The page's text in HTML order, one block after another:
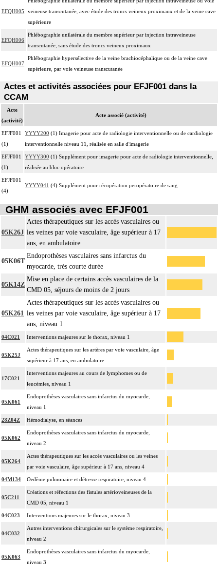
EFQH005
veineuse transcutanée, avec étude des troncs veineux proximaux et de la veine cave
supérieure
EFQH006
Phlébographie unilatérale du membre supérieur par injection intraveineuse
transcutanée, sans étude des troncs veineux proximaux
EFQH007
Phlébographie hypersélective de la veine brachiocéphalique ou de la veine cave
supérieure, par voie veineuse transcutanée
Actes et activités associées pour EFJF001 dans la
CCAM
Acte
(activité)
Acte associé (activité)
EFJF001
(1)
YYYY200 (1) Imagerie pour acte de radiologie interventionnelle ou de cardiologie
interventionnelle niveau 11, réalisée en salle d'imagerie
EFJF001
(1)
YYYY300 (1) Supplément pour imagerie pour acte de radiologie interventionnelle,
réalisée au bloc opératoire
EFJF001
(4)
YYYY041 (4) Supplément pour récupération peropératoire de sang
GHM associés avec EFJF001
05K26J
Actes thérapeutiques sur les accès vasculaires ou
les veines par voie vasculaire, âge supérieur à 17
ans, en ambulatoire
05K06T
Endoprothèses vasculaires sans infarctus du
myocarde, très courte durée
05K14Z
Mise en place de certains accès vasculaires de la
CMD 05, séjours de moins de 2 jours
05K261
Actes thérapeutiques sur les accès vasculaires ou
les veines par voie vasculaire, âge supérieur à 17
ans, niveau 1
04C021 Interventions majeures sur le thorax, niveau 1
05K25J
Actes thérapeutiques sur les artères par voie vasculaire, âge
supérieur à 17 ans, en ambulatoire
17C021
Interventions majeures au cours de lymphomes ou de
leucémies, niveau 1
05K061
Endoprothèses vasculaires sans infarctus du myocarde,
niveau 1
28Z04Z Hémodialyse, en séances
05K062
Endoprothèses vasculaires sans infarctus du myocarde,
niveau 2
05K264
Actes thérapeutiques sur les accès vasculaires ou les veines
par voie vasculaire, âge supérieur à 17 ans, niveau 4
04M134 Oedème pulmonaire et détresse respiratoire, niveau 4
05C211
Créations et réfections des fistules artérioveineuses de la
CMD 05, niveau 1
04C023 Interventions majeures sur le thorax, niveau 3
04C032
Autres interventions chirurgicales sur le système respiratoire,
niveau 2
05K063
Endoprothèses vasculaires sans infarctus du myocarde,
niveau 3